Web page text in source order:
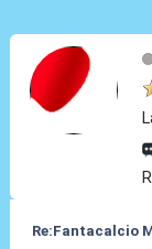
Re:Fantacalcio